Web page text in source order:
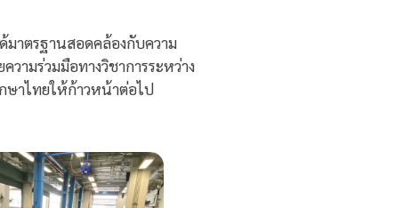
าตรฐานสอดคล้องกับความ
วามร่วมมือทางวิชาการระหว่าง
าไทยให้ก้าวหน้าต่อไป